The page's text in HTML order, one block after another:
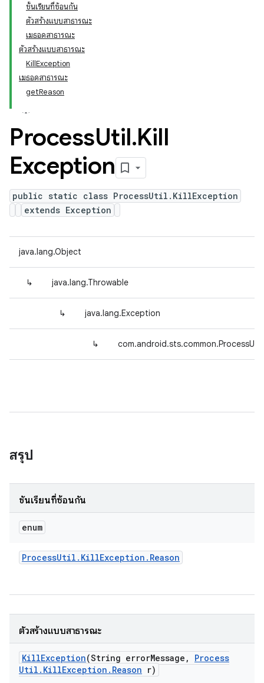
ชั้นเรียนที่ซ้อนกัน
ตัวสร้างแบบสาธารณะ
เมธอดสาธารณะ
ตัวสร้างแบบสาธารณะ
KillException
เมธอดสาธารณะ
getReason
ProcessUtil.Kill
Exception
public static class ProcessUtil.KillException
extends Exception
java.lang.Object
↳ java.lang.Throwable
↳ java.lang.Exception
↳
สรุป
ชั้นเรียนที่ซ้อนกัน
enum
ProcessUtil . KillException . Reason
ตัวสร้างแบบสาธารณะ
KillException(String errorMessage ,
Process
Util . KillException . Reason r)